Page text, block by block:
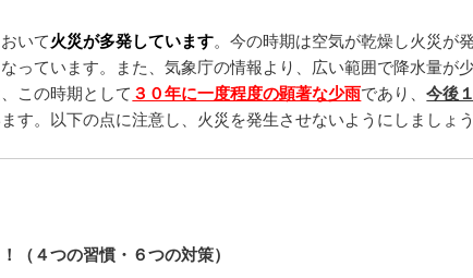
いて火災が多発しています。今の時期は空気が乾燥し火災が
っています。また、気象庁の情報より、広い範囲で降水量が
この時期として ３０年に一度程度の顕著な少雨であり、今後
す。以下の点に注意し、火災を発生させないようにしましょう
（４つの習慣・６つの対策）